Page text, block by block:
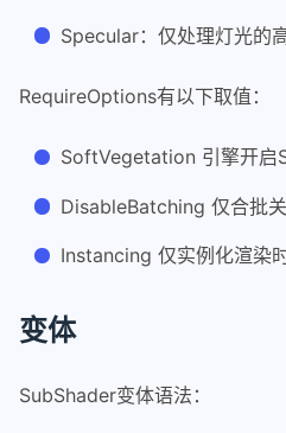
Specular：仅处理灯光的
RequireOptions有以下取值：
SoftVegetation 引擎开
DisableBatching 仅合批
Instancing 仅实例化渲染
变体
SubShader变体语法：